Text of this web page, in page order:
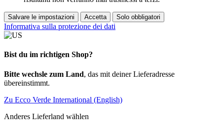
Salvare le impostazioni Accetta Solo obbligatori
Informativa sulla protezione dei dati
Bist du im richtigen Shop?
Bitte wechsle zum Land, das mit deiner Lieferadresse
übereinstimmt.
Zu Ecco Verde International (English)
Anderes Lieferland wählen